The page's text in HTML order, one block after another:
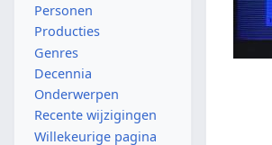
Personen
Producties
Genres
Decennia
Onderwerpen
Recente wijzigingen
Willekeurige pagina